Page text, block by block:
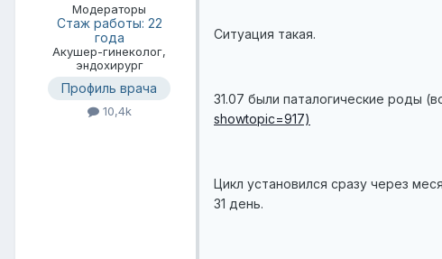
Модераторы
10,4k
Стаж работы: 22
года
Акушер-гинеколог,
эндохирург
Профиль врача
Ситуация такая.
31.07 были паталогические роды
showtopic=917)
Цикл установился сразу через
31 день.